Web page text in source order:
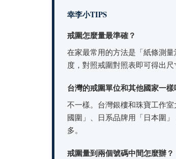
幸李小TIPS
戒圍怎麼量最準確？
在家最常用的方法是「紙條測
度，對照戒圍對照表即可得出
台灣的戒圍單位和其他國家一樣
不一樣。台灣銀樓和珠寶工作
國圍」、日系品牌用「日本圍
多。
戒圍量到兩個號碼中間怎麼辦？